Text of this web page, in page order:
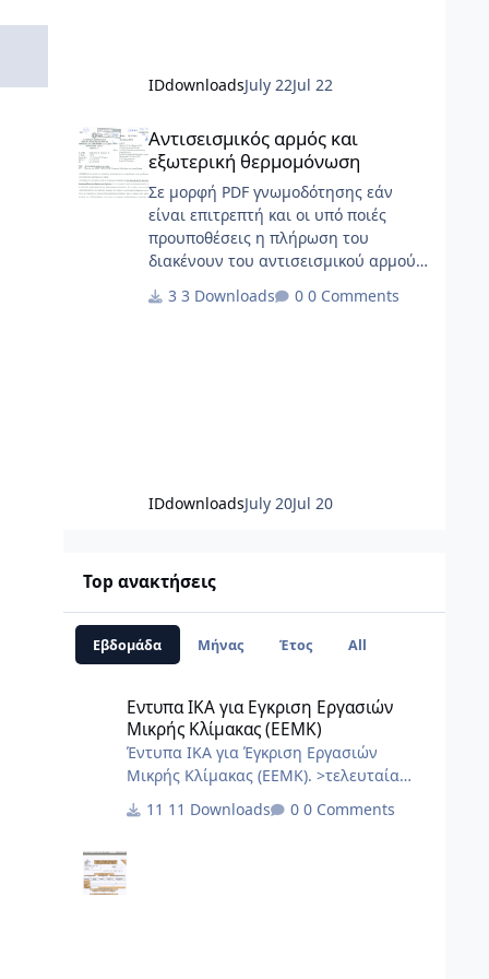
IDdownloadsJuly 22Jul 22
Αντισεισμικός αρμός και
εξωτερική θερμομόνωση
Σε μορφή PDF γνωμοδότησης εάν
είναι επιτρεπτή και οι υπό ποιές
προυποθέσεις η πλήρωση του
διακένουν του αντισεισμικού αρμού
3 Downloads 0 Comments
IDdownloadsJuly 20Jul 20
Top ανακτήσεις
Εβδομάδα Μήνας Έτος All
Εντυπα ΙΚΑ για Εγκριση Εργασιών
Μικρής Κλίμακας (ΕΕΜΚ)
Έντυπα ΙΚΑ για Έγκριση Εργασιών
Μικρής Κλίμακας (ΕΕΜΚ). >τελευταία
ενημέρωση 10/2017< 8.Τεχνική Εκθεση
I.K.A.docx 2.3.Εξουσιοδότηση αίτησης –
3_3.docx 2.2.Εξουσιοδότηση κατάθεσης
11 Downloads 0 Comments